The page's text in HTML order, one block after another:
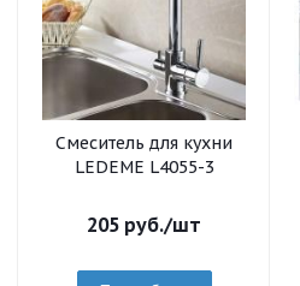
Смеситель для кухни
LEDEME L4055-3
205 руб./шт